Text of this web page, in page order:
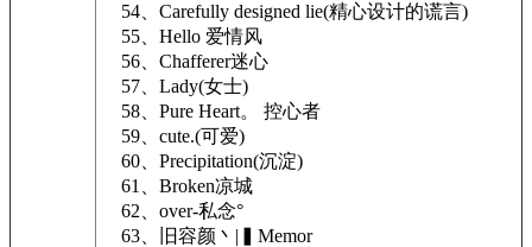
54、Carefully designed lie(精心设计的谎言)
55、Hello 爱情风
56、Chafferer迷心
57、Lady(女士)
58、Pure Heart。 控心者
59、cute.(可爱)
60、Precipitation(沉淀)
61、Broken凉城
62、over-私念°
63、旧容颜丶|▍Memor